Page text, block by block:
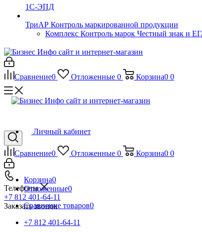
1С-ЭПД
ТриАР Контроль маркированной продукции
Комплекс Контроль марок Честный знак и
Сравнение0 Отложенные 0 Корзина0 0
Сравнение0 Отложенные 0 Корзина0 0
Телефоны
+7 812 401-64-11
Заказать звонок
Личный кабинет
Корзина0
Отложенные0
Сравнение товаров0
+7 812 401-64-11